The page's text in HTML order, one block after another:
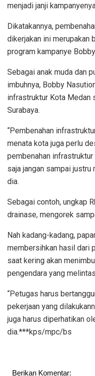
menjadi janji
Dikatakannya,
dikerjakan ini merupakan
program kampanye
Sebagai anak muda dan
imbuhnya, Bobby
infrastruktur Kota Medan
Surabaya.
“Pembenahan
menata kota juga perlu
pembenahan
saja jangan sampai justru
dia.
Sebagai contoh, ungkap
drainase, mengorek
Nah kadang-kadang,
membersihkan hasil dari
saat kering akan
pengendara yang
“Petugas harus
pekerjaan yang
juga harus diperhatikan
dia.***kps/mpc/bs
Berikan Komentar: